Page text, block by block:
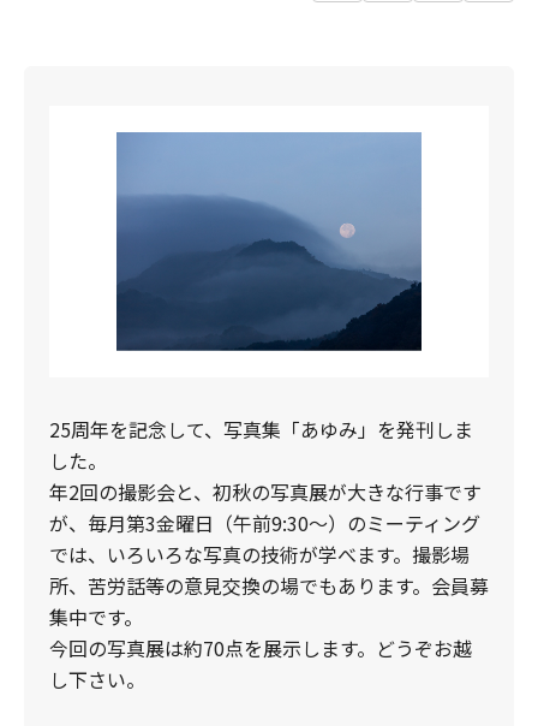
25周年を記念して、写真集「あゆみ」を発刊しま
した。
年2回の撮影会と、初秋の写真展が大きな行事です
が、毎月第3金曜日（午前9:30～）のミーティング
では、いろいろな写真の技術が学べます。撮影場
所、苦労話等の意見交換の場でもあります。会員募
集中です。
今回の写真展は約70点を展示します。どうぞお越
し下さい。